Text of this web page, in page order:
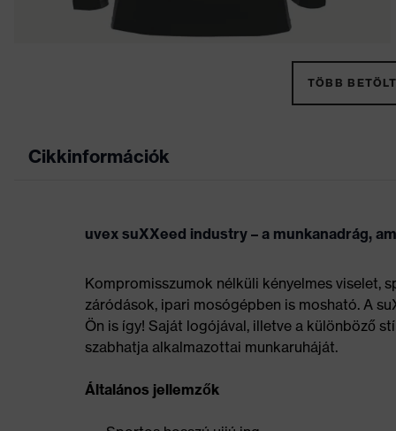
TÖBB
Cikkinformációk
uvex suXXeed industry – a munkanadrág,
Kompromisszumok nélküli kényelmes viselet,
záródások, ipari mosógépben is mosható. A
Ön is így! Saját logójával, illetve a különböző
szabhatja alkalmazottai munkaruháját.
Általános jellemzők